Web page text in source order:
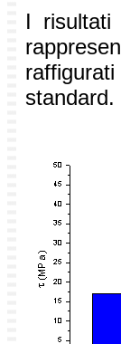
I risultati
standard.